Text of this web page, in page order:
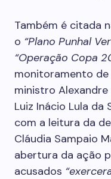
Também é citada
o “Plano Punhal
“Operação Copa
monitoramento
ministro
Luiz Inácio Lula da
com a leitura da
Cláudia Sampaio
abertura da ação
acusados